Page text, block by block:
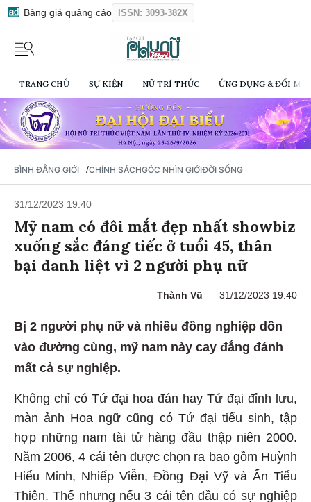
Bảng giá quảng cáo ISSN: 3093-382X
TRANG CHỦ SỰ KIỆN NỮ TRÍ THỨC ỨNG DỤNG & ĐỔI
BÌNH ĐẲNG GIỚI /CHÍNH SÁCHGÓC NHÌN GIỚIĐỜI SỐNG
31/12/2023 19:40
Mỹ nam có đôi mắt đẹp nhất showbiz
xuống sắc đáng tiếc ở tuổi 45, thân
bại danh liệt vì 2 người phụ nữ
Thành Vũ 31/12/2023 19:40
Bị 2 người phụ nữ và nhiều đồng nghiệp dồn
vào đường cùng, mỹ nam này cay đắng đánh
mất cả sự nghiệp.
Không chỉ có Tứ đại hoa đán hay Tứ đại đỉnh lưu,
màn ảnh Hoa ngữ cũng có Tứ đại tiểu sinh, tập
hợp những nam tài tử hàng đầu thập niên 2000.
Năm 2006, 4 cái tên được chọn ra bao gồm Huỳnh
Hiểu Minh, Nhiếp Viễn, Đồng Đại Vỹ và Ấn Tiểu
Thiên. Thế nhưng nếu 3 cái tên đầu có sự nghiệp